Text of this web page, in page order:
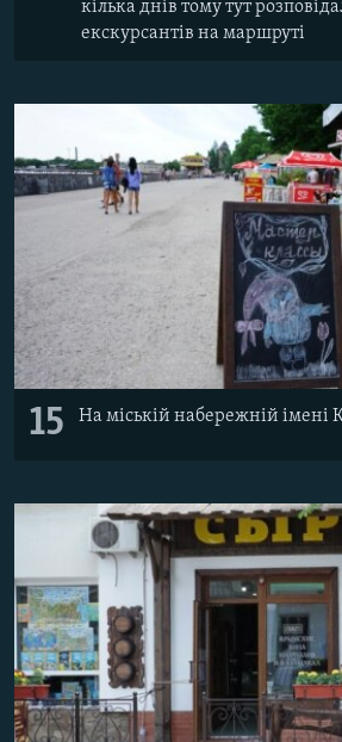
кілька днів тому тут
екскурсантів на маршруті
15 На міській набережній імені